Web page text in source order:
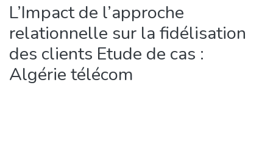
Statistics
L’Impact de l’approche
relationnelle sur la fidélisation
des clients Etude de cas :
Algérie télécom